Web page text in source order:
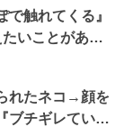
触れてくる』
いことがあ…
れたネコ→顔を
ブチギレてい…